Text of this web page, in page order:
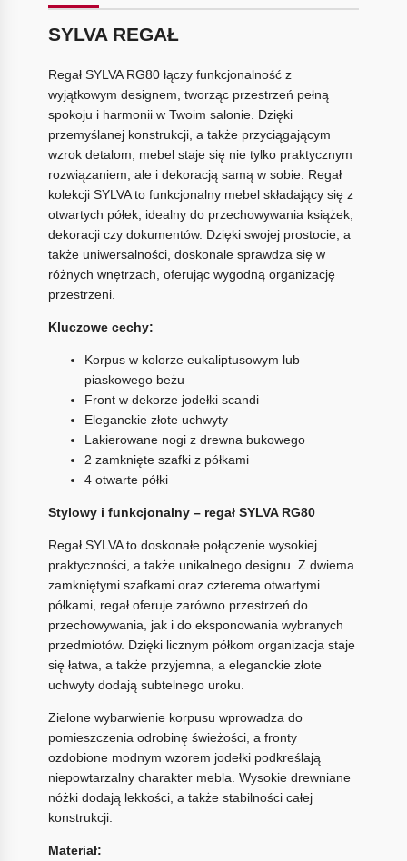
SYLVA REGAŁ
Regał SYLVA RG80 łączy funkcjonalność z
wyjątkowym designem, tworząc przestrzeń pełną
spokoju i harmonii w Twoim salonie. Dzięki
przemyślanej konstrukcji, a także przyciągającym
wzrok detalom, mebel staje się nie tylko praktycznym
rozwiązaniem, ale i dekoracją samą w sobie. Regał
kolekcji SYLVA to funkcjonalny mebel składający się z
otwartych półek, idealny do przechowywania książek,
dekoracji czy dokumentów. Dzięki swojej prostocie, a
także uniwersalności, doskonale sprawdza się w
różnych wnętrzach, oferując wygodną organizację
przestrzeni.
Kluczowe cechy:
Korpus w kolorze eukaliptusowym lub
piaskowego beżu
Front w dekorze jodełki scandi
Eleganckie złote uchwyty
Lakierowane nogi z drewna bukowego
2 zamknięte szafki z półkami
4 otwarte półki
Stylowy i funkcjonalny – regał SYLVA RG80
Regał SYLVA to doskonałe połączenie wysokiej
praktyczności, a także unikalnego designu. Z dwiema
zamkniętymi szafkami oraz czterema otwartymi
półkami, regał oferuje zarówno przestrzeń do
przechowywania, jak i do eksponowania wybranych
przedmiotów. Dzięki licznym półkom organizacja staje
się łatwa, a także przyjemna, a eleganckie złote
uchwyty dodają subtelnego uroku.
Zielone wybarwienie korpusu wprowadza do
pomieszczenia odrobinę świeżości, a fronty
ozdobione modnym wzorem jodełki podkreślają
niepowtarzalny charakter mebla. Wysokie drewniane
nóżki dodają lekkości, a także stabilności całej
konstrukcji.
Materiał: